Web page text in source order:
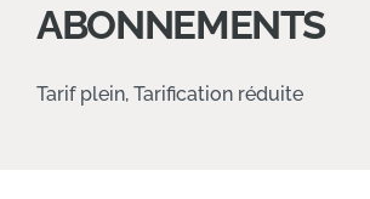
ABONNEMENTS
Tarif plein, Tarification réduite